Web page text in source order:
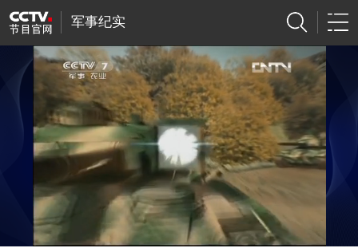
军事纪实